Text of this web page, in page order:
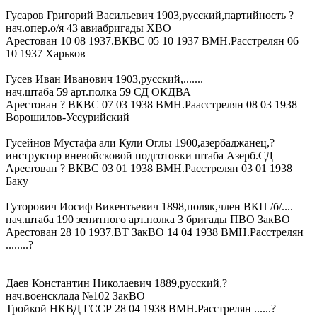
Гусаров Григорий Васильевич 1903,русский,партийность ?
нач.опер.о/я 43 авиабригады ХВО
Арестован 10 08 1937.ВКВС 05 10 1937 ВМН.Расстрелян 06
10 1937 Харьков
Гусев Иван Иванович 1903,русский,.......
нач.штаба 59 арт.полка 59 СД ОКДВА
Арестован ? ВКВС 07 03 1938 ВМН.Раасстрелян 08 03 1938
Ворошилов-Уссурийский
Гусейнов Мустафа али Кули Оглы 1900,азербаджанец,?
инструктор вневойсковой подготовки штаба Азерб.СД
Арестован ? ВКВС 03 01 1938 ВМН.Расстрелян 03 01 1938
Баку
Гуторович Иосиф Викентьевич 1898,поляк,член ВКП /б/....
нач.штаба 190 зенитного арт.полка 3 бригады ПВО ЗакВО
Арестован 28 10 1937.ВТ ЗакВО 14 04 1938 ВМН.Расстрелян
........?
Даев Константин Николаевич 1889,русский,?
нач.военсклада №102 ЗакВО
Тройкой НКВД ГССР 28 04 1938 ВМН.Расстрелян ......?